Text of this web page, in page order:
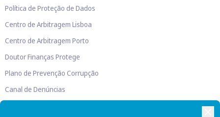
Política de Proteção de Dados
Centro de Arbitragem Lisboa
Centro de Arbitragem Porto
Doutor Finanças Protege
Plano de Prevenção Corrupção
Canal de Denúncias